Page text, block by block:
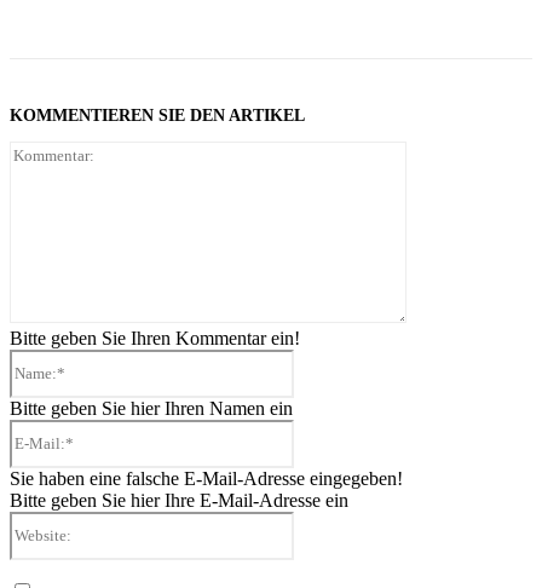
KOMMENTIEREN SIE DEN ARTIKEL
Bitte geben Sie Ihren Kommentar ein!
Bitte geben Sie hier Ihren Namen ein
Sie haben eine falsche E-Mail-Adresse eingegeben!
Bitte geben Sie hier Ihre E-Mail-Adresse ein